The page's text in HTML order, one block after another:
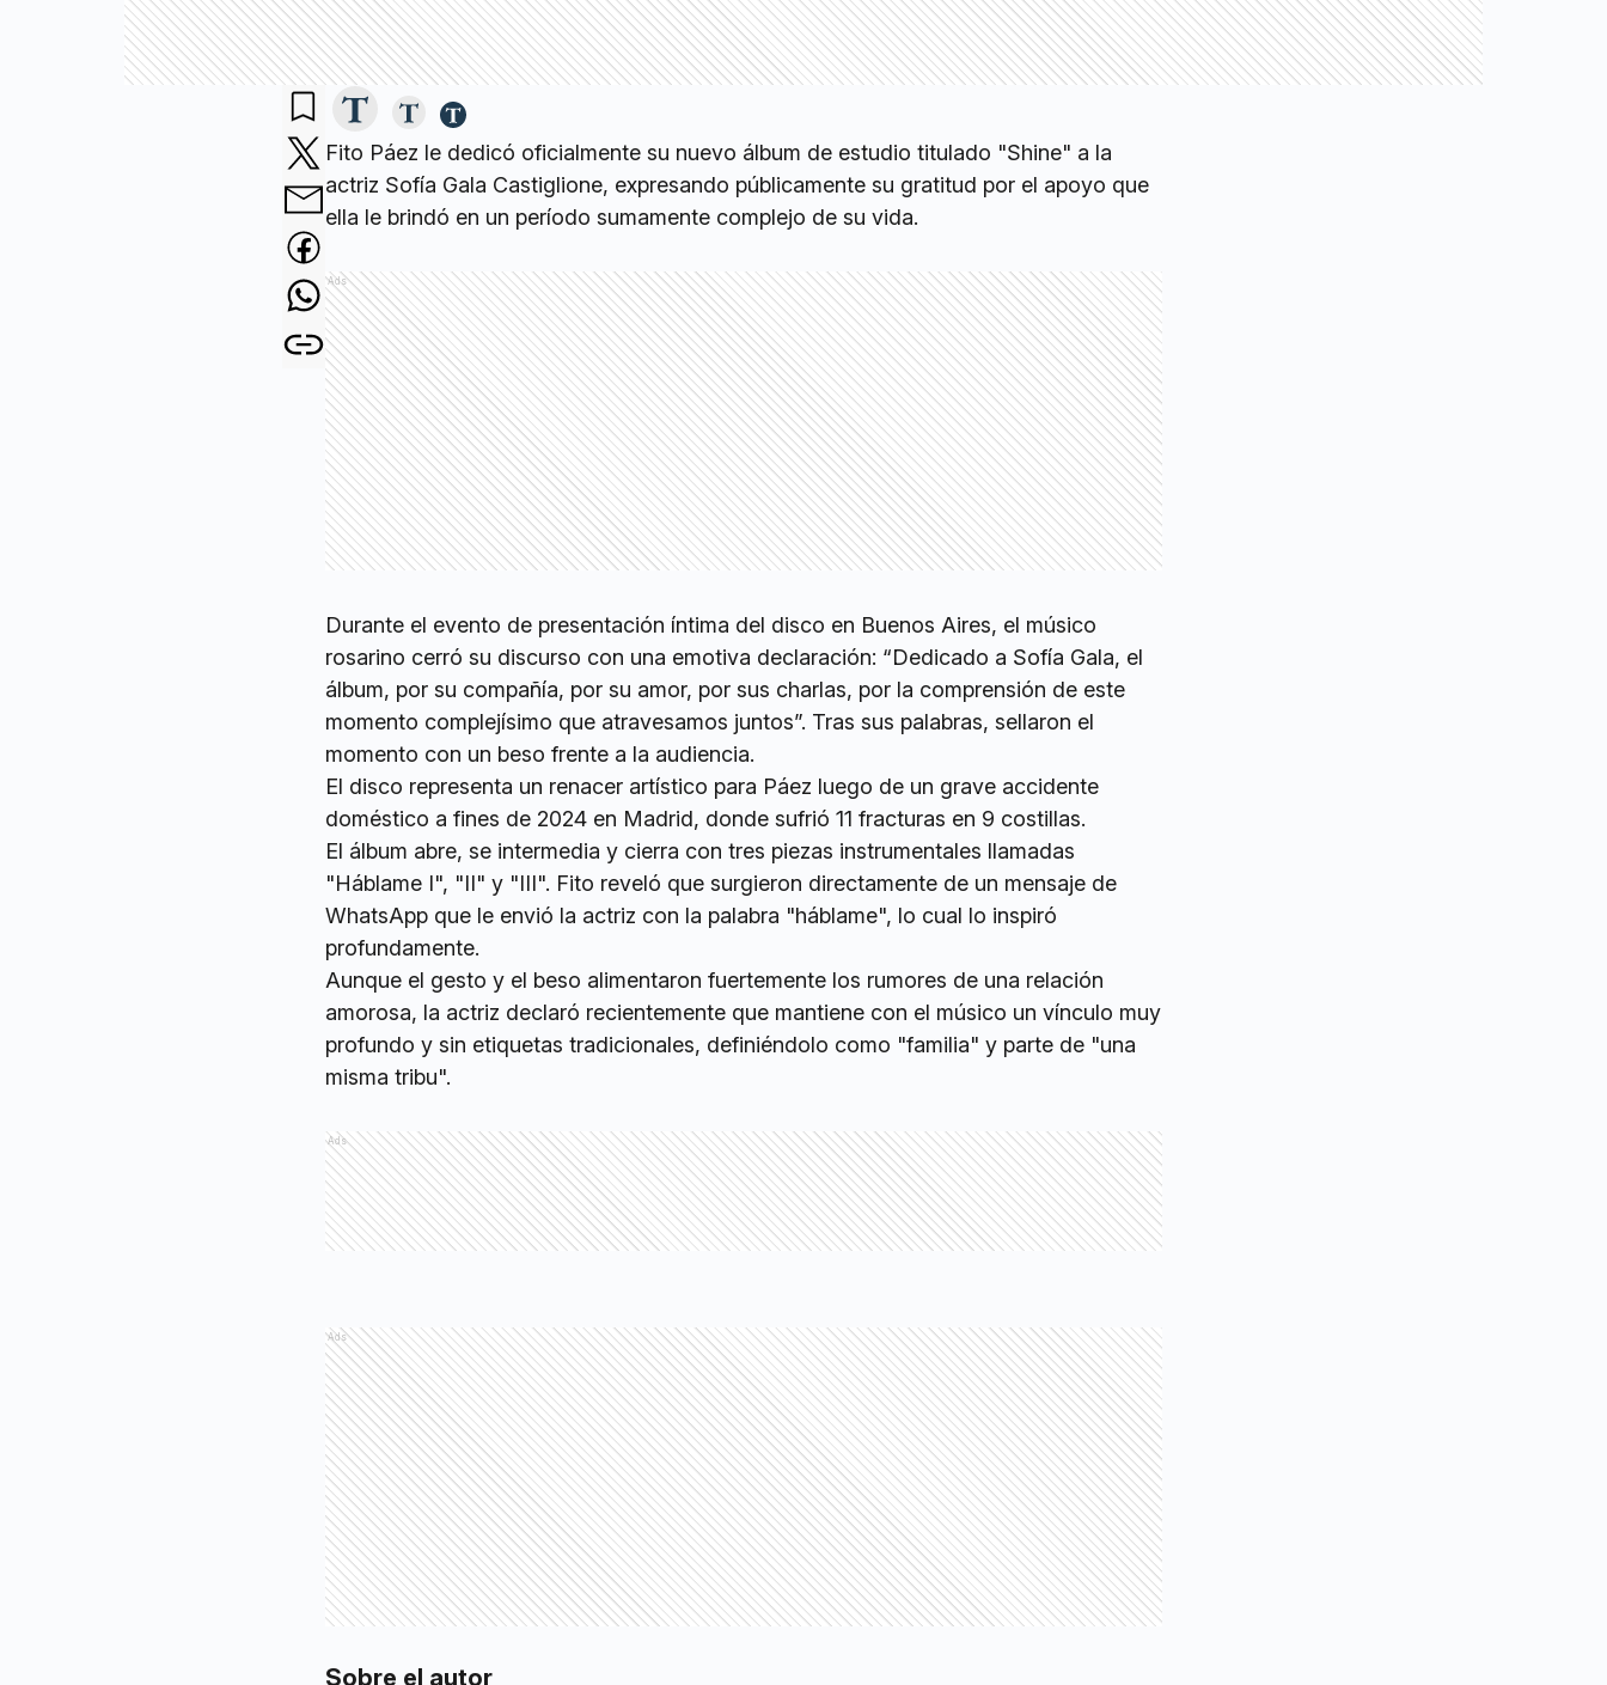
Fito Páez le dedicó oficialmente su nuevo álbum de estudio titulado "Shine" a la
actriz Sofía Gala Castiglione, expresando públicamente su gratitud por el apoyo que
ella le brindó en un período sumamente complejo de su vida.
Ads
Durante el evento de presentación íntima del disco en Buenos Aires, el músico
rosarino cerró su discurso con una emotiva declaración: “Dedicado a Sofía Gala, el
álbum, por su compañía, por su amor, por sus charlas, por la comprensión de este
momento complejísimo que atravesamos juntos”. Tras sus palabras, sellaron el
momento con un beso frente a la audiencia.
El disco representa un renacer artístico para Páez luego de un grave accidente
doméstico a fines de 2024 en Madrid, donde sufrió 11 fracturas en 9 costillas.
El álbum abre, se intermedia y cierra con tres piezas instrumentales llamadas
"Háblame I", "II" y "III". Fito reveló que surgieron directamente de un mensaje de
WhatsApp que le envió la actriz con la palabra "háblame", lo cual lo inspiró
profundamente.
Aunque el gesto y el beso alimentaron fuertemente los rumores de una relación
amorosa, la actriz declaró recientemente que mantiene con el músico un vínculo muy
profundo y sin etiquetas tradicionales, definiéndolo como "familia" y parte de "una
misma tribu".
Ads
Ads
Sobre el autor